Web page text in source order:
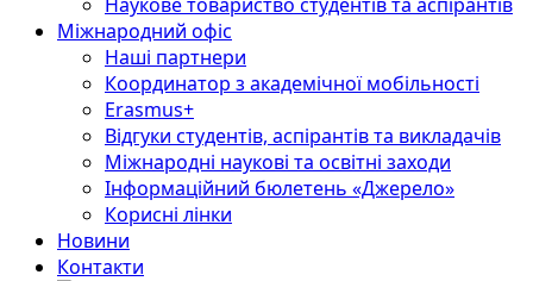
Міжнародний офіс
Наші партнери
Координатор з академічної мобільності
Erasmus+
Відгуки студентів, аспірантів та викладачів
Міжнародні наукові та освітні заходи
Інформаційний бюлетень «Джерело»
Корисні лінки
Новини
Контакти